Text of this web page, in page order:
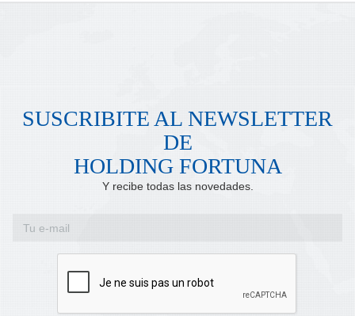
SUSCRIBITE AL NEWSLETTER
DE
HOLDING FORTUNA
Y recibe todas las novedades.